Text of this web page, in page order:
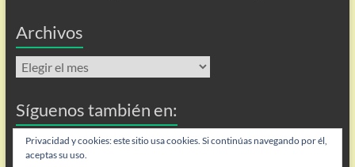
Archivos
Archivos
Síguenos también en:
Flip
Privacidad y cookies: este sitio usa cookies. Si continúas navegando por él,
aceptas su uso.